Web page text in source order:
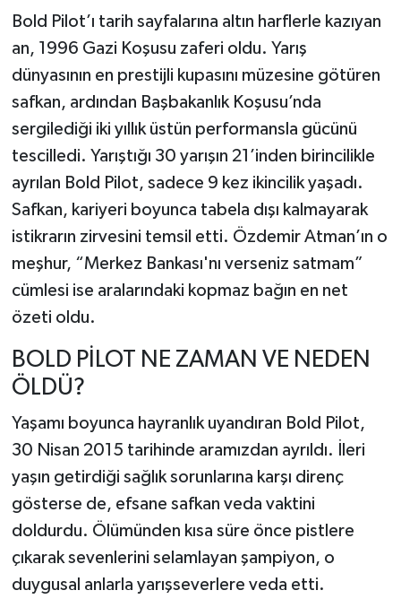
Bold Pilot’ı tarih sayfalarına altın harflerle kazıyan
an, 1996 Gazi Koşusu zaferi oldu. Yarış
dünyasının en prestijli kupasını müzesine götüren
safkan, ardından Başbakanlık Koşusu’nda
sergilediği iki yıllık üstün performansla gücünü
tescilledi. Yarıştığı 30 yarışın 21’inden birincilikle
ayrılan Bold Pilot, sadece 9 kez ikincilik yaşadı.
Safkan, kariyeri boyunca tabela dışı kalmayarak
istikrarın zirvesini temsil etti. Özdemir Atman’ın o
meşhur, “Merkez Bankası'nı verseniz satmam”
cümlesi ise aralarındaki kopmaz bağın en net
özeti oldu.
BOLD PİLOT NE ZAMAN VE NEDEN
ÖLDÜ?
Yaşamı boyunca hayranlık uyandıran Bold Pilot,
30 Nisan 2015 tarihinde aramızdan ayrıldı. İleri
yaşın getirdiği sağlık sorunlarına karşı direnç
gösterse de, efsane safkan veda vaktini
doldurdu. Ölümünden kısa süre önce pistlere
çıkarak sevenlerini selamlayan şampiyon, o
duygusal anlarla yarışseverlere veda etti.